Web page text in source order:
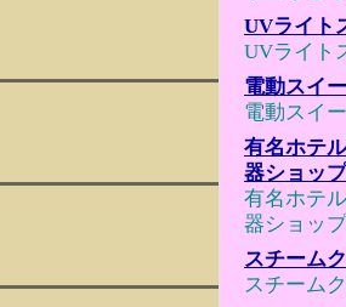
UVライト
UVライト
電動スイ
電動スイ
有名ホテ
器ショップ
有名ホテ
器ショップ
スチーム
スチーム